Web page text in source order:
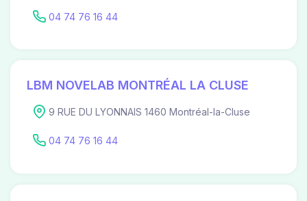
04 74 76 16 44
LBM NOVELAB MONTRÉAL LA CLUSE
9 RUE DU LYONNAIS 1460 Montréal-la-Cluse
04 74 76 16 44